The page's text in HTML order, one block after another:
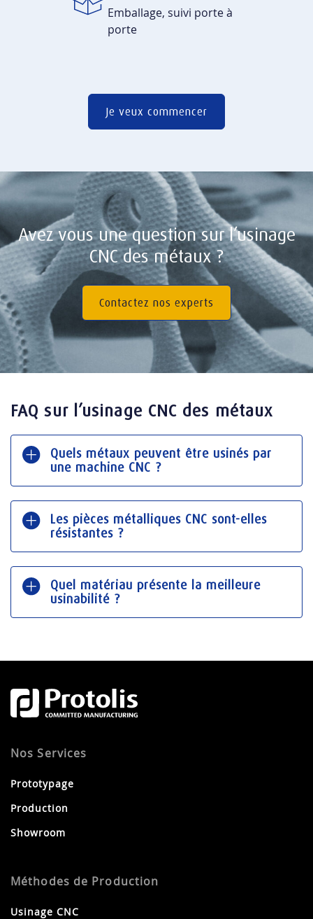
Emballage, suivi porte à
porte
Je veux commencer
Avez vous une question sur l’usinage
CNC des métaux ?
Contactez nos experts
FAQ sur l’usinage CNC des métaux
Quels métaux peuvent être usinés par
une machine CNC ?
Les pièces métalliques CNC sont-elles
résistantes ?
Quel matériau présente la meilleure
usinabilité ?
Nos Services
Prototypage
Production
Showroom
Méthodes de Production
Usinage CNC